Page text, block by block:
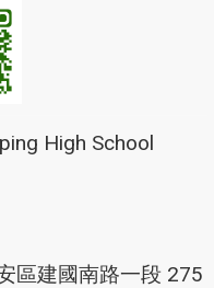
High School
區建國南路一段 275